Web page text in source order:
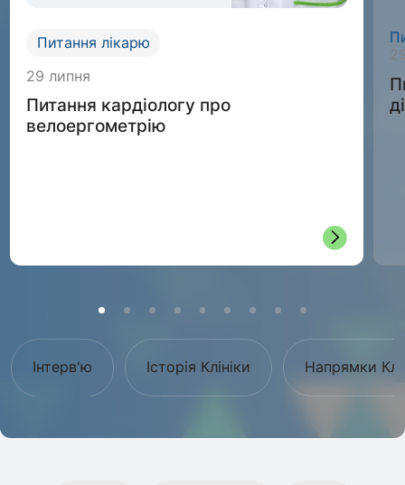
Питання лікарю
29 липня
Питання кардіологу про
велоергометрію
Інтерв'ю Історія Клініки Напрямки